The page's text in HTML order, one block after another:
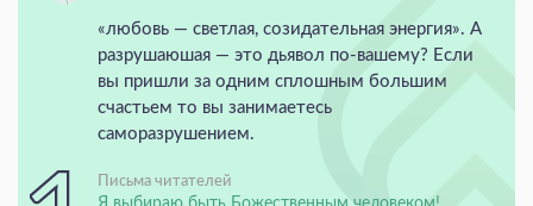
«любовь — светлая, созидательная энергия». А
разрушаюшая — это дьявол по-вашему? Если
вы пришли за одним сплошным большим
счастьем то вы занимаетесь
саморазрушением.
Письма читателей